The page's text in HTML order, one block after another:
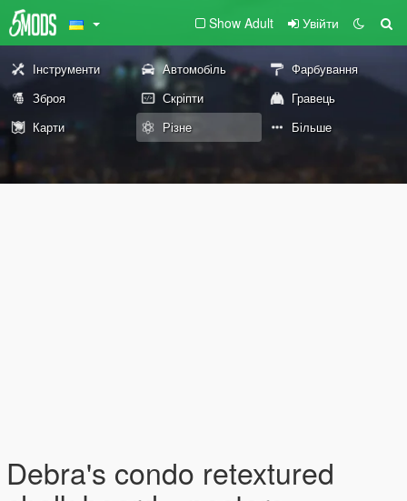
Show Adult Увійти
Інструменти Автомобіль
Фарбування
Зброя
Скріпти
Гравець
Карти
Різне Більше
Debra's condo retextured